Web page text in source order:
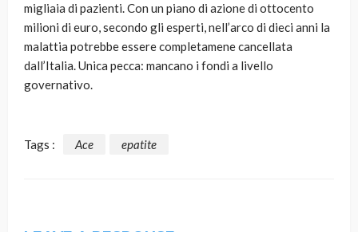
migliaia di pazienti. Con un piano di azione di ottocento
milioni di euro, secondo gli esperti, nell’arco di dieci anni la
malattia potrebbe essere completamene cancellata
dall’Italia. Unica pecca: mancano i fondi a livello
governativo.
Tags : Ace epatite